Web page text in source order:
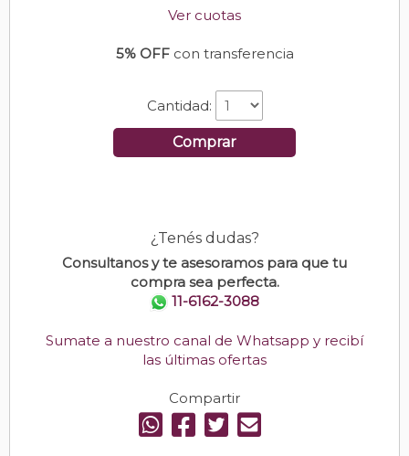
Ver cuotas
5% OFFcon transferencia
Cantidad:
Comprar
¿Tenés dudas?
Consultanos y te asesoramos para que tu
compra sea perfecta.
11-6162-3088
Sumate a nuestro canal de Whatsapp y recibí
las últimas ofertas
Compartir